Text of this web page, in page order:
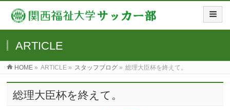
ARTICLE
HOME » ARTICLE » スタッフブログ » 総理大臣杯を終えて。
総理大臣杯を終えて。